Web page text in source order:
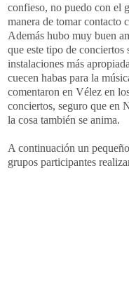
confieso, no puedo con el
manera de tomar contacto
Además hubo muy buen
que este tipo de conciertos
instalaciones más
cuecen habas para la
comentaron en Vélez en
conciertos, seguro que en
la cosa también se anima.
A continuación un
grupos participantes